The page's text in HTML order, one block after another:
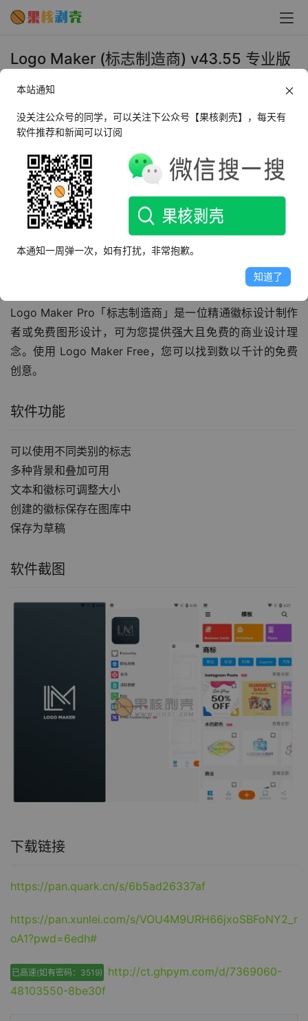
Logo Maker (标志制造商) v43.55 专业版
2025年11月14日 下午5:55 • 设计开发
AI摘要
此内容由AI根据文章内容自动生成，并已由人工审核
Logo Maker Pro提供强大且免费的商业设计理念，支持不
同类别标志设计，多种背景和叠加选项，文本和徽标可调
整大小，并可将创作保存在图库中。
Logo Maker Pro「标志制造商」是一位精通徽标设计制作
者或免费图形设计，可为您提供强大且免费的商业设计理
念。使用 Logo Maker Free，您可以找到数以千计的免费
创意。
软件功能
可以使用不同类别的标志
多种背景和叠加可用
文本和徽标可调整大小
创建的徽标保存在图库中
保存为草稿
软件截图
下载链接
https://pan.quark.cn/s/6b5ad26337af
https://pan.xunlei.com/s/VOU4M9URH66jxoSBFoNY2_r
oA1?pwd=6edh#
已高速(如有密码：3519)
http://ct.ghpym.com/d/7369060-
48103550-8be30f
本站通知
没关注公众号的同学，可以关注下公众号【果核剥壳】，每天有
软件推荐和新闻可以订阅
本通知一周弹一次，如有打扰，非常抱歉。
知道了